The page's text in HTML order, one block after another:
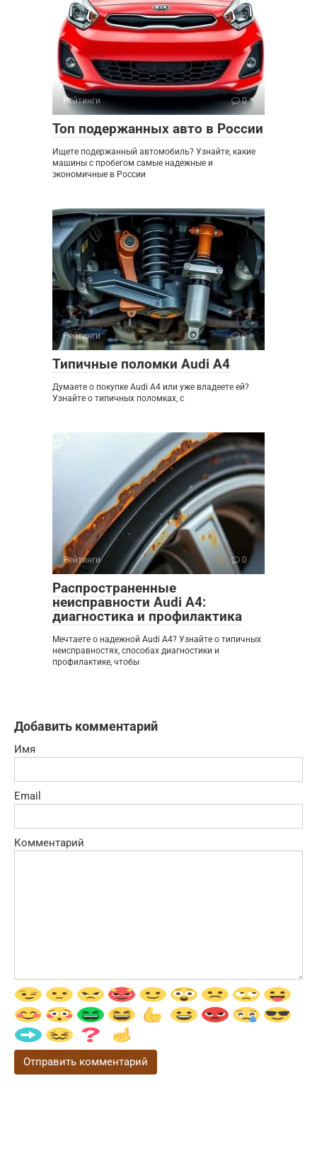
Рейтинги 0
Топ подержанных авто в России
Ищете подержанный автомобиль? Узнайте, какие
машины с пробегом самые надежные и
экономичные в России
Рейтинги 0
Типичные поломки Audi A4
Думаете о покупке Audi A4 или уже владеете ей?
Узнайте о типичных поломках, с
Рейтинги 0
Распространенные
неисправности Audi A4:
диагностика и профилактика
Мечтаете о надежной Audi A4? Узнайте о типичных
неисправностях, способах диагностики и
профилактике, чтобы
Добавить комментарий
Имя
Email
Комментарий